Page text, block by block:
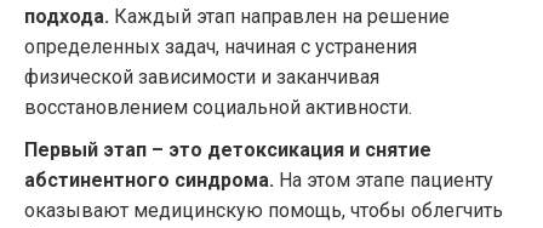
подхода. Каждый этап направлен на решение
определенных задач, начиная с устранения
физической зависимости и заканчивая
восстановлением социальной активности.
Первый этап – это детоксикация и снятие
абстинентного синдрома. На этом этапе пациенту
оказывают медицинскую помощь, чтобы облегчить